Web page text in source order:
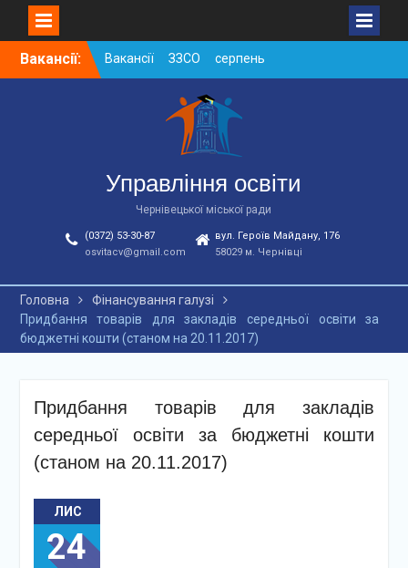
SkipВакансії:
Вакансії ЗЗСО серпень
2026
Вакансії ЗЗСО червень
Вакансії у ЗДО та
дошкільних підрозділах
ЗЗСО станом на
01.08.2026 р.
Управління освіти
Чернівецької міської ради
(0372) 53-30-87
osvitacv@gmail.com
вул. Героїв Майдану, 176
58029 м. Чернівці
Головна
Фінансування галузі
Придбання товарів для закладів середньої освіти за
бюджетні кошти (станом на 20.11.2017)
Придбання товарів для закладів
середньої освіти за бюджетні кошти
(станом на 20.11.2017)
ЛИС
24